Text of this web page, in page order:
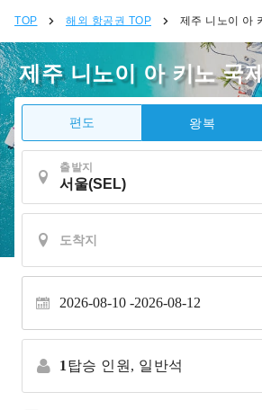
TOP 해외 항공권 TOP 제주 니노이 아
제주 니노이 아 키노 국
편도 왕복
출발지
2026-08-10 2026-08-12
1 탑승 인원, 일반석